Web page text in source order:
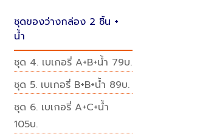
ชุดของว่างกล่อง 2 ชิ้น +
น้ำ
ชุด 4. เบเกอรี่ A+B+น้ำ 79บ.
ชุด 5. เบเกอรี่ B+B+น้ำ 89บ.
ชุด 6. เบเกอรี่ A+C+น้ำ
105บ.